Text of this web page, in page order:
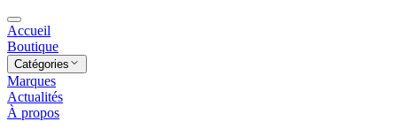
Accueil
Boutique
Catégories
Marques
Actualités
À propos